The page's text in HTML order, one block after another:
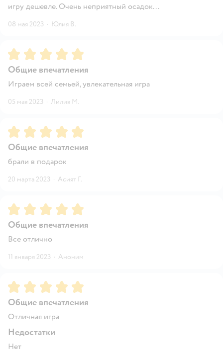
игру дешевле. Очень неприятный осадок...
08 мая 2023 · Юлия В.
Рейтинг:5
Общие впечатления
Играем всей семьей, увлекательная игра
05 мая 2023 · Лилия М.
Рейтинг:5
Общие впечатления
брали в подарок
20 марта 2023 · Асият Г.
Рейтинг:5
Общие впечатления
Все отлично
11 января 2023 · Аноним
Рейтинг:5
Общие впечатления
Отличная игра
Недостатки
Нет